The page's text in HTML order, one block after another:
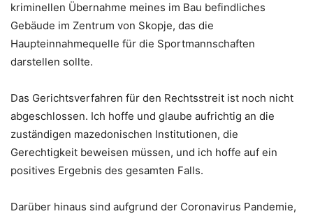
kriminellen Übernahme meines im Bau befindliches
Gebäude im Zentrum von Skopje, das die
Haupteinnahmequelle für die Sportmannschaften
darstellen sollte.
Das Gerichtsverfahren für den Rechtsstreit ist noch nicht
abgeschlossen. Ich hoffe und glaube aufrichtig an die
zuständigen mazedonischen Institutionen, die
Gerechtigkeit beweisen müssen, und ich hoffe auf ein
positives Ergebnis des gesamten Falls.
Darüber hinaus sind aufgrund der Coronavirus Pandemie,